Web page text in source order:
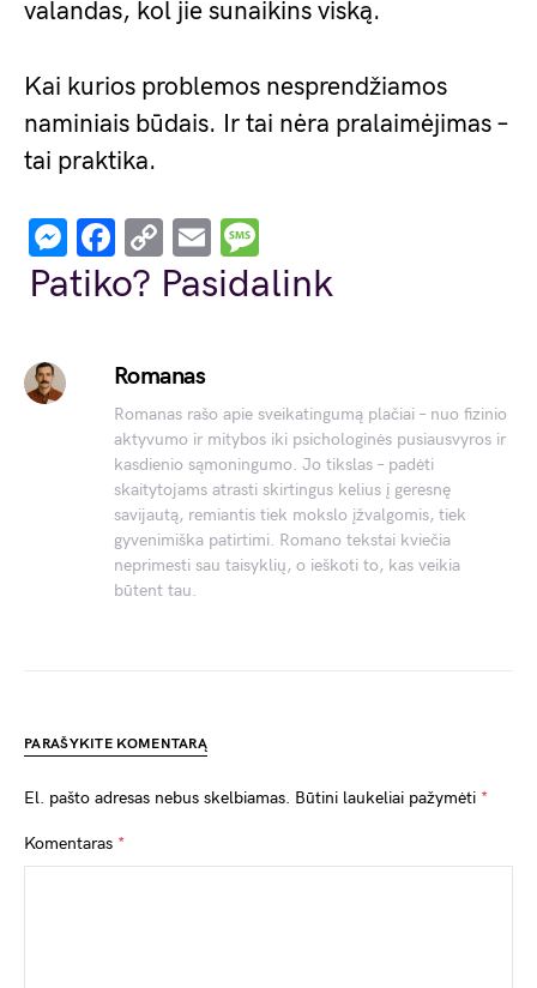
valandas, kol jie sunaikins viską.
Kai kurios problemos nesprendžiamos
naminiais būdais. Ir tai nėra pralaimėjimas –
tai praktika.
Messenger
Facebook
Copy
Link
Email
Patiko? Pasidalink
Romanas
Romanas rašo apie sveikatingumą plačiai – nuo fizinio
aktyvumo ir mitybos iki psichologinės pusiausvyros ir
kasdienio sąmoningumo. Jo tikslas – padėti
skaitytojams atrasti skirtingus kelius į geresnę
savijautą, remiantis tiek mokslo įžvalgomis, tiek
gyvenimiška patirtimi. Romano tekstai kviečia
neprimesti sau taisyklių, o ieškoti to, kas veikia
būtent tau.
PARAŠYKITE KOMENTARĄ
El. pašto adresas nebus skelbiamas. Būtini laukeliai pažymėti *
Komentaras *